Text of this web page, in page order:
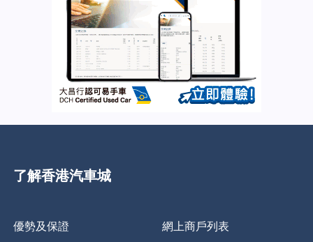
了解香港汽車城
優勢及保證 網上商戶列表